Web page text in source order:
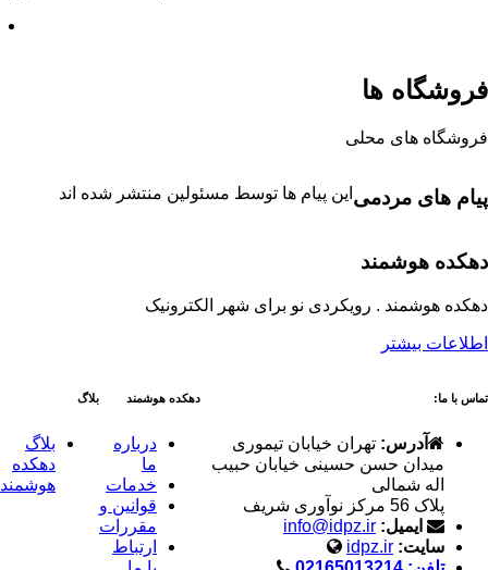
فروشگاه ها
فروشگاه های محلی
پیام های مردمی این پیام ها توسط مسئولین منتشر شده اند
دهکده هوشمند
دهکده هوشمند . رویکردی نو برای شهر الکترونیک
اطلاعات بیشتر
تماس با ما:
آدرس: تهران خیابان تیموری
میدان حسن حسینی خیابان حبیب
اله شمالی
پلاک 56 مرکز نوآوری شریف
ایمیل: info@idpz.ir
سایت: idpz.ir
دهکده هوشمند
درباره
ما
خدمات
قوانین و
مقررات
ارتباط
بلاگ
بلاگ
دهکده
هوشمند